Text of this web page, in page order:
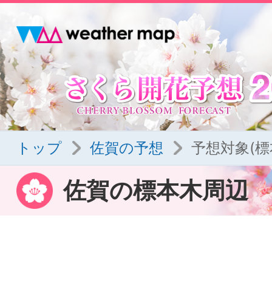
トップ 佐賀の予想 予想対象(
佐賀の標本木周辺